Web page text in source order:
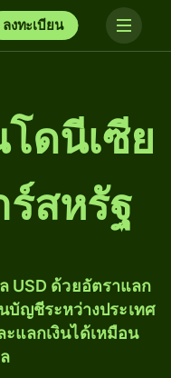
ลงทะเบียน
ดนีเซีย
ร์สหรัฐ
USD ด้วยอัตราแลก
บัญชีระหว่างประเทศ
แลกเงินได้เหมือน